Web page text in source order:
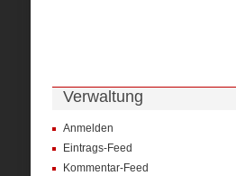
Verwaltung
Anmelden
Eintrags-Feed
Kommentar-Feed